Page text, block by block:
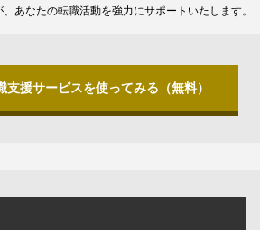
あなたの転職活動を強力にサポートいたします。
支援サービスを使ってみる（無料）